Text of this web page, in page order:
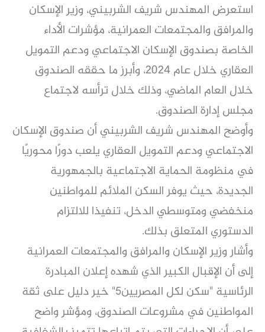
استعرض المهندس شريف الشربيني، وزير الإسكان
والمرافق والمجتمعات العمرانية، مؤشرات الأداء
الخاصة بصندوق الإسكان الاجتماعي ودعم التمويل
العقاري خلال عام 2024، وأبرز ما حققه الصندوق
خلال العام الماضي، وذلك خلال ترأسه لاجتماع
مجلس إدارة الصندوق.
وأوضح المهندس شريف الشربيني أن صندوق الإسكان
الاجتماعي ودعم التمويل العقاري يلعب دورًا محوريًا
في منظومة الحماية الاجتماعية بالجمهورية
الجديدة، حيث يوفر السكن الملائم للمواطنين
منخفضي ومتوسطي الدخل، تنفيذا للالتزام
الدستوري المتعلق بذلك.
وأشار وزير الإسكان والمرافق والمجتمعات العمرانية
إلى أن الإقبال الكبير الذي شهده إعلان المبادرة
الرئاسية "سكن لكل المصريين5" خير دليل على ثقة
المواطنين في مشروعات الصندوق، ومؤشر واضح